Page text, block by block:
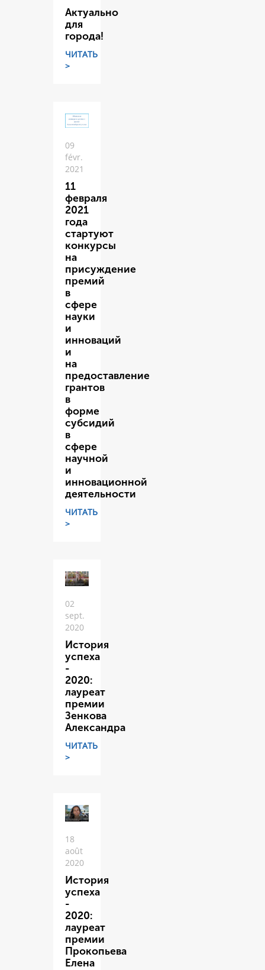
Актуально
для
города!
ЧИТАТЬ
>
09
févr.
2021
11
февраля
2021
года
стартуют
конкурсы
на
присуждение
премий
в
сфере
науки
и
инноваций
и
на
предоставление
грантов
в
форме
субсидий
в
сфере
научной
и
инновационной
деятельности
ЧИТАТЬ
>
02
sept.
2020
История
успеха
-
2020:
лауреат
премии
Зенкова
Александра
ЧИТАТЬ
>
18
août
2020
История
успеха
-
2020:
лауреат
премии
Прокопьева
Елена